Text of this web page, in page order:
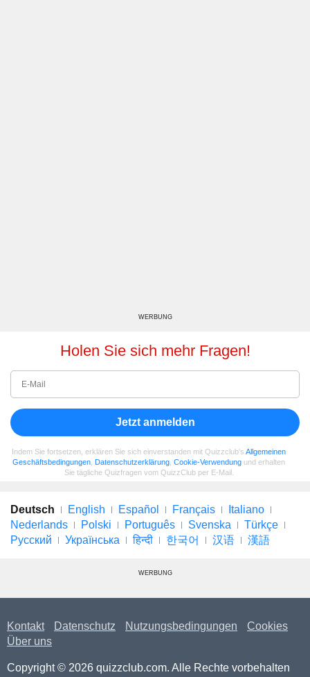
WERBUNG
Holen Sie sich mehr Fragen!
Jetzt anmelden
Indem Sie fortsetzen, erklären Sie sich einverstanden mit Quizzclub's Allgemeinen
Geschäftsbedingungen Datenschutzerklärung Cookie-Verwendung und erhalten
Sie tägliche Quizfragen vom QuizzClub per E-Mail.
Deutsch English Español Français
Italiano
Nederlands
Polski Português Svenska
Türkçe
Русский
Українська हिन्दी 한국어 汉语 漢語
WERBUNG
Kontakt Datenschutz Nutzungsbedingungen
Cookies
Über uns
Copyright © 2026 quizzclub.com. Alle Rechte vorbehalten